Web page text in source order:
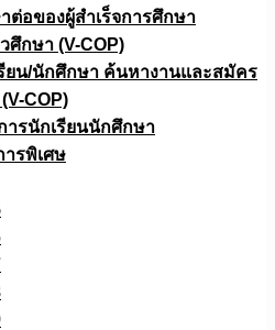
ต่อของผู้สำเร็จการศึกษา
ศึกษา (V-COP)
ยน/นักศึกษา ค้นหางานและสมัคร
COP)
ารนักเรียนนักศึกษา
ารพิเศษ